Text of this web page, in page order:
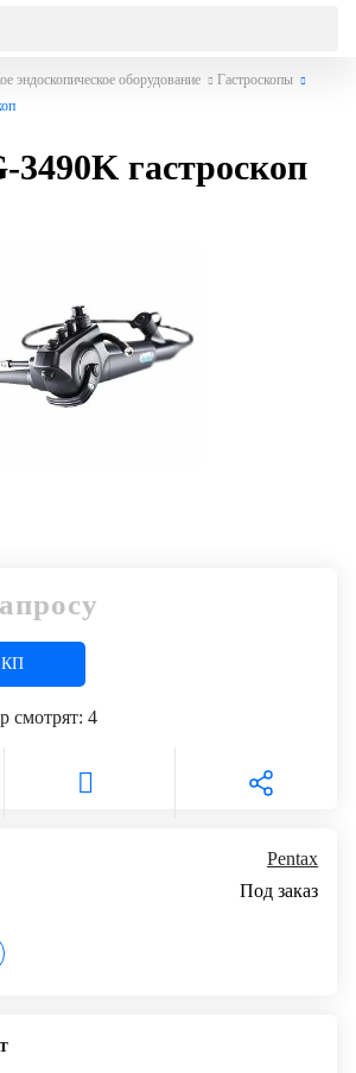
эндоскопическое оборудование
Гастроскопы
3490K гастроскоп
КП
смотрят: 4
Pentax
Под заказ